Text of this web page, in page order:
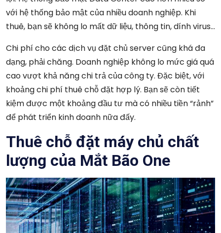
với hệ thống bảo mật của nhiều doanh nghiệp. Khi
thuê, bạn sẽ không lo mất dữ liệu, thông tin, dính virus…
Chi phí cho các dịch vụ đặt chủ server cũng khá đa
dạng, phải chăng. Doanh nghiệp không lo mức giá quá
cao vượt khả năng chi trả của công ty. Đặc biệt, với
khoảng chi phí thuê chỗ đặt hợp lý. Bạn sẽ còn tiết
kiệm được một khoảng đầu tư mà có nhiều tiền “rảnh”
để phát triển kinh doanh nữa đấy.
Thuê chỗ đặt máy chủ chất
lượng của Mắt Bão One